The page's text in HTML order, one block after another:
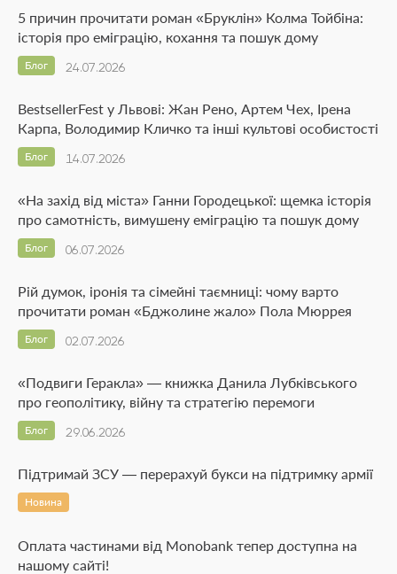
5 причин прочитати роман «Бруклін» Колма Тойбіна:
історія про еміграцію, кохання та пошук дому
24.07.2026
Блог
BestsellerFest у Львові: Жан Рено, Артем Чех, Ірена
Карпа, Володимир Кличко та інші культові особистості
14.07.2026
Блог
«На захід від міста» Ганни Городецької: щемка історія
про самотність, вимушену еміграцію та пошук дому
06.07.2026
Блог
Рій думок, іронія та сімейні таємниці: чому варто
прочитати роман «Бджолине жало» Пола Мюррея
02.07.2026
Блог
«Подвиги Геракла» — книжка Данила Лубківського
про геополітику, війну та стратегію перемоги
29.06.2026
Блог
Підтримай ЗСУ — перерахуй букси на підтримку армії
Новина
Оплата частинами від Monobank тепер доступна на
нашому сайті!